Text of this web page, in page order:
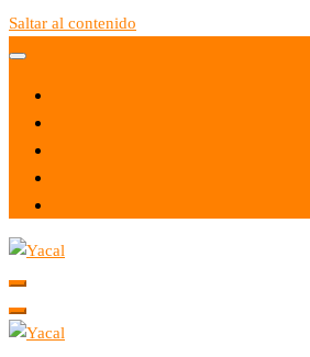
Saltar al contenido